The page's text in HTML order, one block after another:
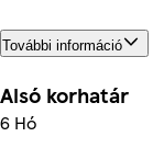
További információ
Alsó korhatár
6 Hó